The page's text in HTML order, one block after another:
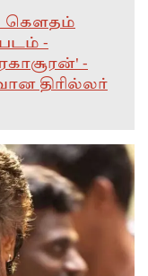
கௌதம்
-
-
திரில்லர்